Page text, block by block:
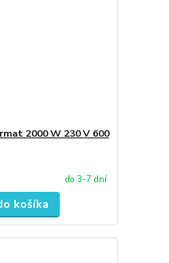
2000 W 230 V 600
do 3-7 dní
košíka